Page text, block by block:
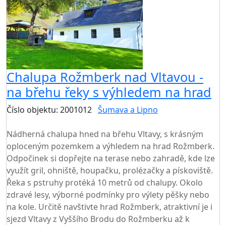
Chalupa Rožmberk nad Vltavou -
na břehu řeky s výhledem na hrad
Číslo objektu: 2001012 Šumava a Lipno
Nádherná chalupa hned na břehu Vltavy, s krásným
oploceným pozemkem a výhledem na hrad Rožmberk.
Odpočinek si dopřejte na terase nebo zahradě, kde lze
využít gril, ohniště, houpačku, prolézačky a pískoviště.
Řeka s pstruhy protéká 10 metrů od chalupy. Okolo
zdravé lesy, výborné podmínky pro výlety pěšky nebo
na kole. Určitě navštivte hrad Rožmberk, atraktivní je i
sjezd Vltavy z Vyššího Brodu do Rožmberku až k